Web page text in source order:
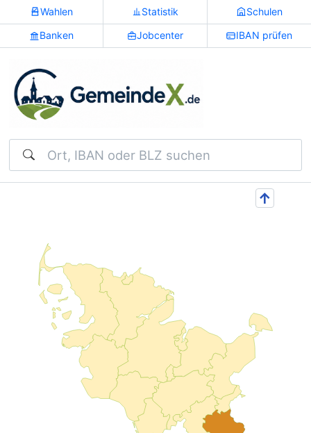
Wahlen Statistik Schulen
Banken Jobcenter IBAN prüfen
Suchen
↑